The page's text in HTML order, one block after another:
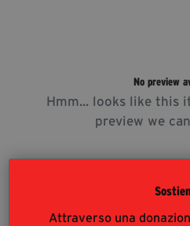
Attraverso una
Contatti
segreteria@tramefestival.it
No preview
Hmm... looks like this
preview we
Accrediti Stampa